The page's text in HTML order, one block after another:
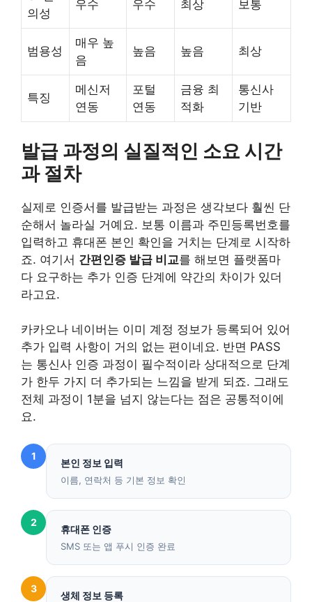
의성
우수 우수 최상 보통
범용성
매우 높
음
높음 높음 최상
특징
메신저
연동
포털
연동
금융 최
적화
통신사
기반
발급 과정의 실질적인 소요 시간
과 절차
실제로 인증서를 발급받는 과정은 생각보다 훨씬 단
순해서 놀라실 거예요. 보통 이름과 주민등록번호를
입력하고 휴대폰 본인 확인을 거치는 단계로 시작하
죠. 여기서 간편인증 발급 비교를 해보면 플랫폼마
다 요구하는 추가 인증 단계에 약간의 차이가 있더
라고요.
카카오나 네이버는 이미 계정 정보가 등록되어 있어
추가 입력 사항이 거의 없는 편이네요. 반면 PASS
는 통신사 인증 과정이 필수적이라 상대적으로 단계
가 한두 가지 더 추가되는 느낌을 받게 되죠. 그래도
전체 과정이 1분을 넘지 않는다는 점은 공통적이에
요.
1
본인 정보 입력
이름, 연락처 등 기본 정보 확인
2
휴대폰 인증
SMS 또는 앱 푸시 인증 완료
3
생체 정보 등록